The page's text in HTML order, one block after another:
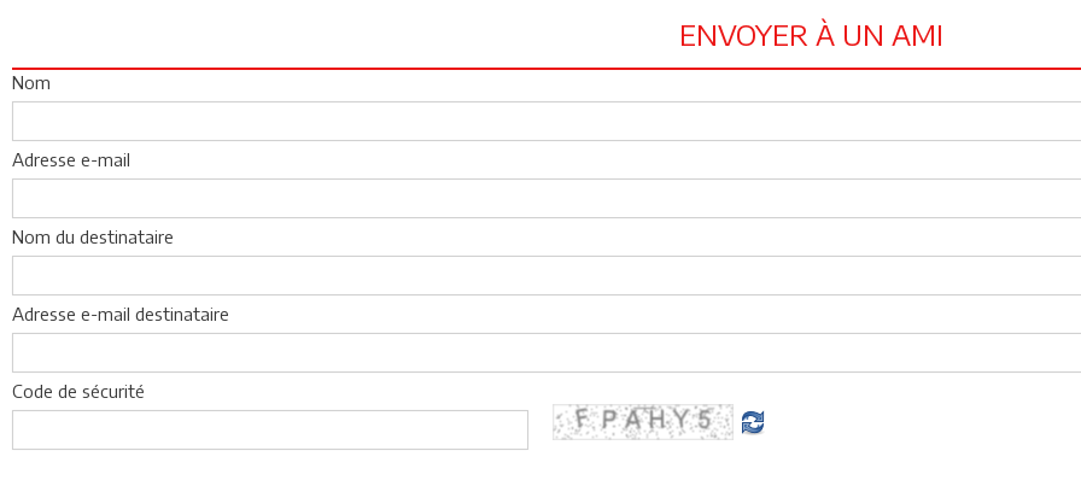
ENVOYER À UN AMI
Nom
Adresse e-mail
Nom du destinataire
Adresse e-mail destinataire
Code de sécurité